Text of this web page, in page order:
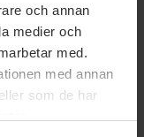
och annan
medier och
med.
med annan
som de har
ekonomiska
flygtrafik
bidrar till en